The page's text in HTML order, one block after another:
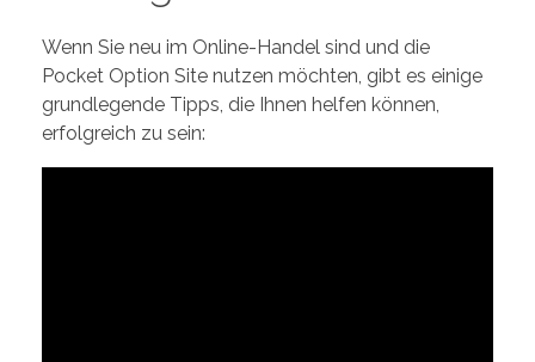
Wenn Sie neu im Online-Handel sind und die
Pocket Option Site nutzen möchten, gibt es einige
grundlegende Tipps, die Ihnen helfen können,
erfolgreich zu sein: